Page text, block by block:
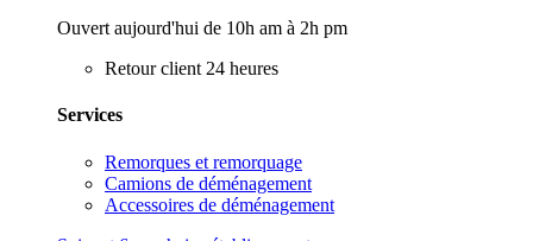
Ouvert aujourd'hui de 10h am à 2h pm
Retour client 24 heures
Services
Remorques et remorquage
Camions de déménagement
Accessoires de déménagement